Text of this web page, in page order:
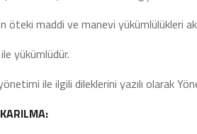
öteki maddi ve manevi yükümlülükleri
yükümlüdür.
ile ilgili dileklerini yazılı olarak